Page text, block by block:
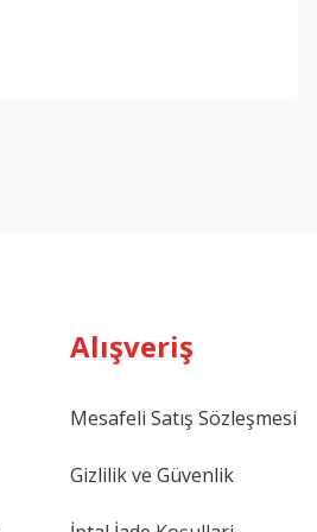
Alışveriş
Mesafeli Satış Sözleşmesi
Gizlilik ve Güvenlik